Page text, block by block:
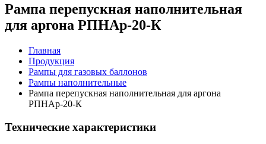
Рампа перепускная наполнительная
для аргона РПНАр-20-К
Главная
Продукция
Рампы для газовых баллонов
Рампы наполнительные
Рампа перепускная наполнительная для аргона
РПНАр-20-К
Технические характеристики